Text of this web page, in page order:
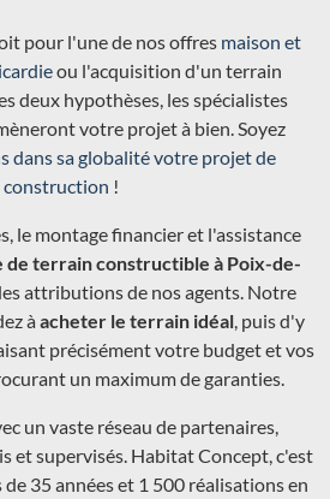
pour l'une de nos offres maison et
ou l'acquisition d'un terrain
deux hypothèses, les spécialistes
votre projet à bien. Soyez
dans sa globalité votre projet de
construction !
le montage financier et l'assistance
de terrain constructible à Poix-de-
attributions de nos agents. Notre
àacheter le terrain idéal, puis d'y
précisément votre budget et vos
un maximum de garanties.
un vaste réseau de partenaires,
et supervisés. Habitat Concept, c'est
35 années et 1 500 réalisations en